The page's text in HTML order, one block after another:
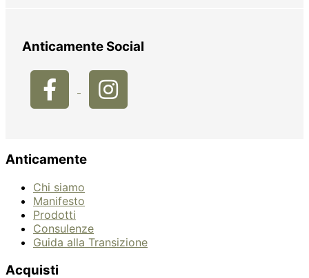
Anticamente Social
Anticamente
Chi siamo
Manifesto
Prodotti
Consulenze
Guida alla Transizione
Acquisti